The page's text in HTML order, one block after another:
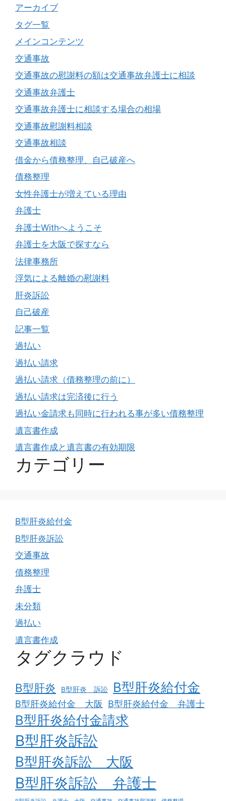
アーカイブ
タグ一覧
メインコンテンツ
交通事故
交通事故の慰謝料の額は交通事故弁護士に相談
交通事故弁護士
交通事故弁護士に相談する場合の相場
交通事故慰謝料相談
交通事故相談
借金から債務整理、自己破産へ
債務整理
女性弁護士が増えている理由
弁護士
弁護士Withへようこそ
弁護士を大阪で探すなら
法律事務所
浮気による離婚の慰謝料
肝炎訴訟
自己破産
記事一覧
過払い
過払い請求
過払い請求（債務整理の前に）
過払い請求は完済後に行う
過払い金請求も同時に行われる事が多い債務整理
遺言書作成
遺言書作成と遺言書の有効期限
カテゴリー
B型肝炎給付金
B型肝炎訴訟
交通事故
債務整理
弁護士
未分類
過払い
遺言書作成
タグクラウド
B型肝炎 B型肝炎 訴訟 B型肝炎給付金
B型肝炎給付金 大阪 B型肝炎給付金 弁護士
B型肝炎給付金請求
B型肝炎訴訟
B型肝炎訴訟 大阪
B型肝炎訴訟 弁護士